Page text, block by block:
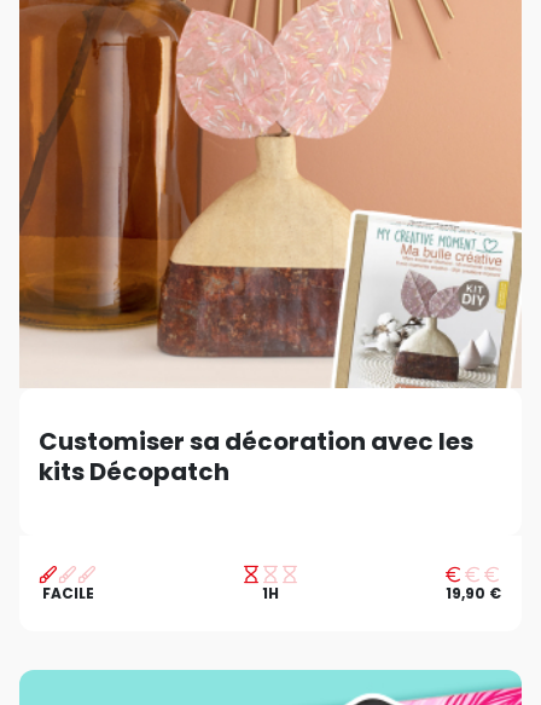
Customiser sa décoration avec les
kits Décopatch
FACILE 1H 19,90 €